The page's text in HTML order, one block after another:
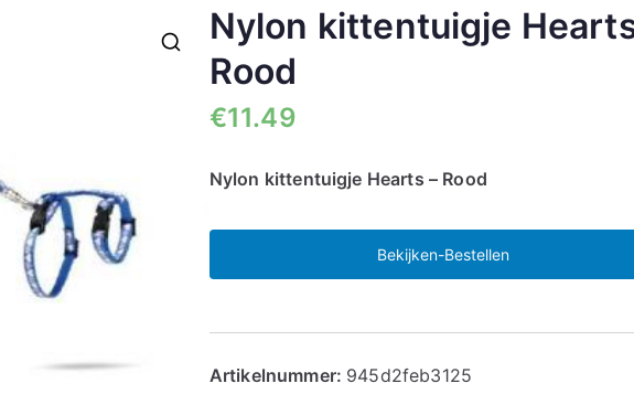
Nylon kittentuigje
Rood
€11.49
Nylon kittentuigje Hearts – Rood
Bekijken-Bestellen
Artikelnummer: 945d2feb3125